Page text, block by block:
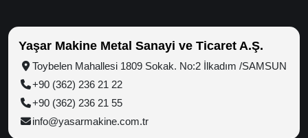
Yaşar Makine Metal Sanayi ve Ticaret A.Ş.
Toybelen Mahallesi 1809 Sokak. No:2 İlkadım /SAMSUN
+90 (362) 236 21 22
+90 (362) 236 21 55
info@yasarmakine.com.tr